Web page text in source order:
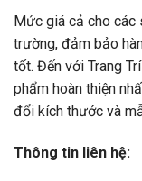
Mức giá cả cho các
trường, đảm bảo
tốt. Đến với Trang
phẩm hoàn thiện
đổi kích thước và
Thông tin liên hệ: